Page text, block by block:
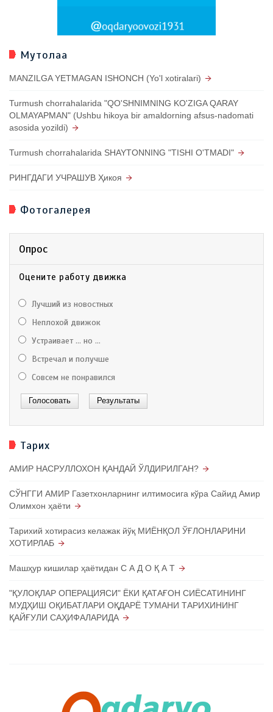
Мутолаа
MANZILGA YETMAGAN ISHONCH (Yo'l xotiralari)
Turmush chorrahalarida "QO'SHNIMNING KO'ZIGA QARAY
OLMAYAPMAN" (Ushbu hikoya bir amaldorning afsus-nadomati
asosida yozildi)
Turmush chorrahalarida SHAYTONNING "TISHI O'TMADI"
РИНГДАГИ УЧРАШУВ Ҳикоя
Фотогалерея
Опрос
Оцените работу движка
Лучший из новостных
Неплохой движок
Устраивает ... но ...
Встречал и получше
Совсем не понравился
Тарих
АМИР НАСРУЛЛОХОН ҚАНДАЙ ЎЛДИРИЛГАН?
СЎНГГИ АМИР Газетхонларнинг илтимосига кўра Сайид Амир
Олимхон ҳаёти
Тарихий хотирасиз келажак йўқ МИЁНҚОЛ ЎҒЛОНЛАРИНИ
ХОТИРЛАБ
Машҳур кишилар ҳаётидан С А Д О Қ А Т
"ҚУЛОҚЛАР ОПЕРАЦИЯСИ" ЁКИ ҚАТАҒОН СИЁСАТИНИНГ
МУДҲИШ ОҚИБАТЛАРИ ОҚДАРЁ ТУМАНИ ТАРИХИНИНГ
ҚАЙҒУЛИ САҲИФАЛАРИДА